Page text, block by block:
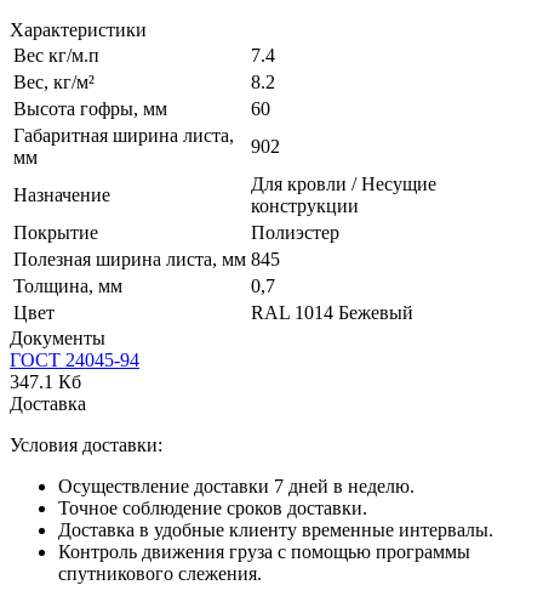
Характеристики
Вес кг/м.п
7.4
Вес, кг/м²
8.2
Высота гофры, мм
60
Габаритная ширина листа,
мм
902
Назначение
Для кровли / Несущие
конструкции
Покрытие
Полиэстер
Полезная ширина листа, мм 845
Толщина, мм
0,7
Цвет
RAL 1014 Бежевый
Документы
ГОСТ 24045-94
347.1 Кб
Доставка
Условия доставки:
Осуществление доставки 7 дней в неделю.
Точное соблюдение сроков доставки.
Доставка в удобные клиенту временные интервалы.
Контроль движения груза с помощью программы
спутникового слежения.